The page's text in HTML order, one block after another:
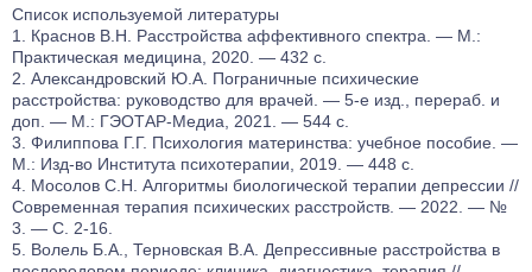
Список используемой литературы
Краснов В.Н. Расстройства аффективного спектра. — М.:
Практическая медицина, 2020. — 432 с.
Александровский Ю.А. Пограничные психические
расстройства: руководство для врачей. — 5-е изд., перераб. и
доп. — М.: ГЭОТАР-Медиа, 2021. — 544 с.
Филиппова Г.Г. Психология материнства: учебное пособие. —
М.: Изд-во Института психотерапии, 2019. — 448 с.
Мосолов С.Н. Алгоритмы биологической терапии депрессии //
Современная терапия психических расстройств. — 2022. — №
3. — С. 2-16.
Волель Б.А., Терновская В.А. Депрессивные расстройства в